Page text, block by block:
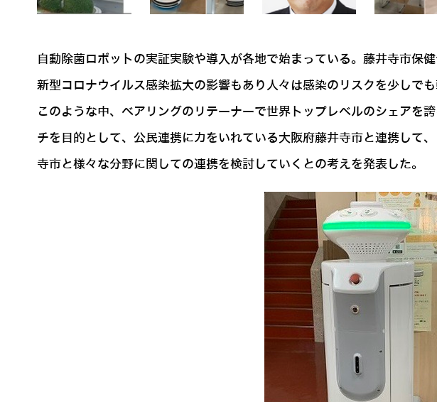
自動除菌ロボットの実証実験や導入が各地で始まっている。藤井寺市保
新型コロナウイルス感染拡大の影響もあり人々は感染のリスクを少しで
このような中、ベアリングのリテーナーで世界トップレベルのシェアを
チを目的として、公民連携に力をいれている大阪府藤井寺市と連携し
寺市と様々な分野に関しての連携を検討していくとの考えを発表した。